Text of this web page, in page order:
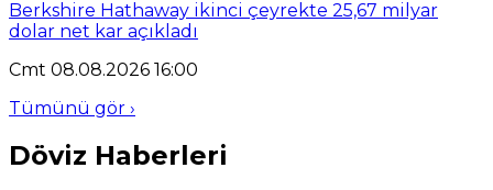
Berkshire Hathaway ikinci çeyrekte 25,67 milyar
dolar net kar açıkladı
Cmt 08.08.2026 16:00
Tümünü gör ›
Döviz Haberleri